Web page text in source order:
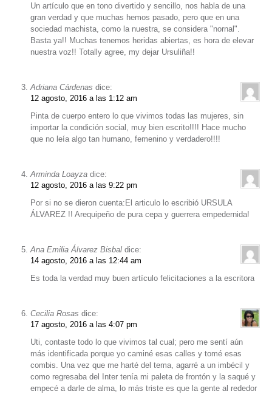
Un artículo que en tono divertido y sencillo, nos habla de una
gran verdad y que muchas hemos pasado, pero que en una
sociedad machista, como la nuestra, se considera "nornal".
Basta ya!! Muchas tenemos heridas abiertas, es hora de elevar
nuestra voz!! Totally agree, my dejar Ursuliña!!
Adriana Cárdenas dice:
12 agosto, 2016 a las 1:12 am
Pinta de cuerpo entero lo que vivimos todas las mujeres, sin
importar la condición social, muy bien escrito!!!! Hace mucho
que no leía algo tan humano, femenino y verdadero!!!!
Arminda Loayza dice:
12 agosto, 2016 a las 9:22 pm
Por si no se dieron cuenta:El articulo lo escribió URSULA
ÁLVAREZ !! Arequipeño de pura cepa y guerrera empedernida!
Ana Emilia Álvarez Bisbal dice:
14 agosto, 2016 a las 12:44 am
Es toda la verdad muy buen artículo felicitaciones a la escritora
Cecilia Rosas dice:
17 agosto, 2016 a las 4:07 pm
Uti, contaste todo lo que vivimos tal cual; pero me sentí aún
más identificada porque yo caminé esas calles y tomé esas
combis. Una vez que me harté del tema, agarré a un imbécil y
como regresaba del Inter tenía mi paleta de frontón y la saqué y
empecé a darle de alma, lo más triste es que la gente al rededor